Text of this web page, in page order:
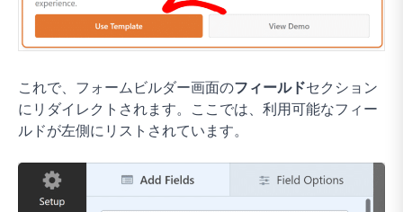
これで、フォームビルダー画面のフィールドセクション
にリダイレクトされます。ここでは、利用可能なフィー
ルドが左側にリストされています。